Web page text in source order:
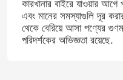
কারখানার বাইরে যাওয়ার
এবং মানের সমস্যাগুলি দূর
থেকে বেরিয়ে আসা পণ্যের
পরিদর্শকের অভিজ্ঞতা রয়েছে.